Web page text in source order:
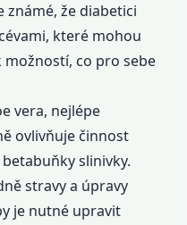
známé, že diabetici
které mohou
možností, co pro sebe
vera, nejlépe
ovlivňuje činnost
slinivky.
stravy a úpravy
je nutné upravit